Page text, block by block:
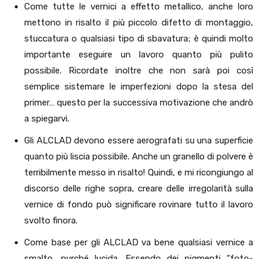
Come tutte le vernici a effetto metallico, anche loro
mettono in risalto il più piccolo difetto di montaggio,
stuccatura o qualsiasi tipo di sbavatura; è quindi molto
importante eseguire un lavoro quanto più pulito
possibile. Ricordate inoltre che non sarà poi così
semplice sistemare le imperfezioni dopo la stesa del
primer… questo per la successiva motivazione che andrò
a spiegarvi.
Gli ALCLAD devono essere aerografati su una superficie
quanto più liscia possibile. Anche un granello di polvere è
terribilmente messo in risalto! Quindi, e mi ricongiungo al
discorso delle righe sopra, creare delle irregolarità sulla
vernice di fondo può significare rovinare tutto il lavoro
svolto finora.
Come base per gli ALCLAD va bene qualsiasi vernice a